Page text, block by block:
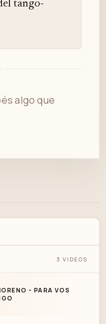
tango-
algo que
3 VIDEOS
- PARA VOS